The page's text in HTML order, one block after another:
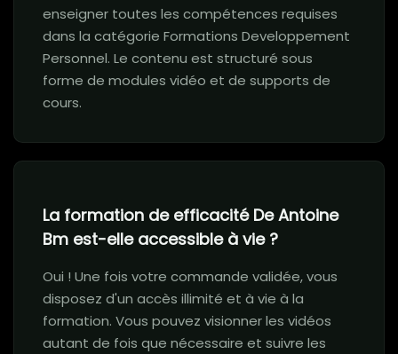
enseigner toutes les compétences requises
dans la catégorie Formations Developpement
Personnel. Le contenu est structuré sous
forme de modules vidéo et de supports de
cours.
La formation de efficacité De Antoine
Bm est-elle accessible à vie ?
Oui ! Une fois votre commande validée, vous
disposez d'un accès illimité et à vie à la
formation. Vous pouvez visionner les vidéos
autant de fois que nécessaire et suivre les